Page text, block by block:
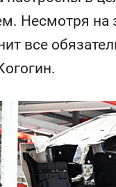
Несмотря на
все